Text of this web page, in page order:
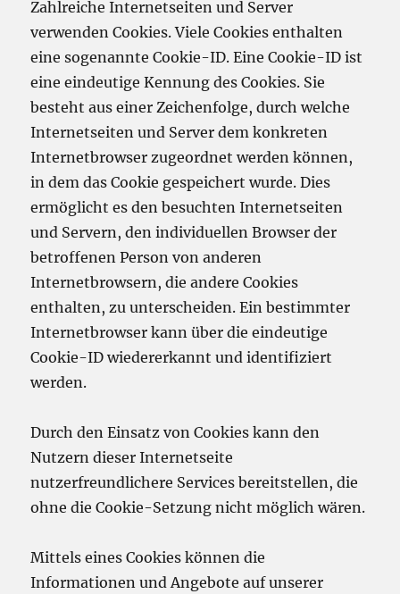
Zahlreiche Internetseiten und Server
verwenden Cookies. Viele Cookies enthalten
eine sogenannte Cookie-ID. Eine Cookie-ID ist
eine eindeutige Kennung des Cookies. Sie
besteht aus einer Zeichenfolge, durch welche
Internetseiten und Server dem konkreten
Internetbrowser zugeordnet werden können,
in dem das Cookie gespeichert wurde. Dies
ermöglicht es den besuchten Internetseiten
und Servern, den individuellen Browser der
betroffenen Person von anderen
Internetbrowsern, die andere Cookies
enthalten, zu unterscheiden. Ein bestimmter
Internetbrowser kann über die eindeutige
Cookie-ID wiedererkannt und identifiziert
werden.
Durch den Einsatz von Cookies kann den
Nutzern dieser Internetseite
nutzerfreundlichere Services bereitstellen, die
ohne die Cookie-Setzung nicht möglich wären.
Mittels eines Cookies können die
Informationen und Angebote auf unserer